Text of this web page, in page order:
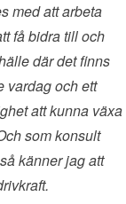
med att arbeta
få bidra till och
där det finns
vardag och ett
att kunna växa
som konsult
känner jag att